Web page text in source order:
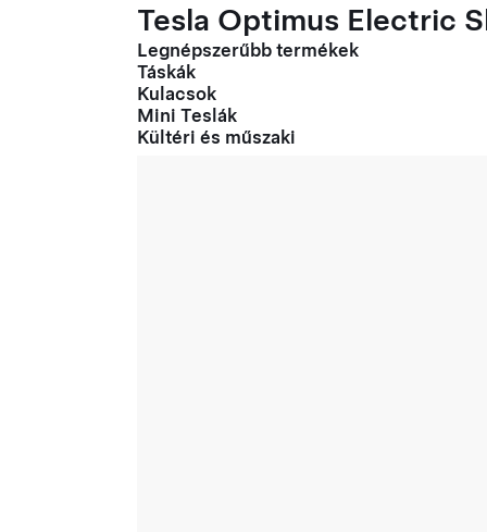
Tesla Optimus Electric
Legnépszerűbb termékek
Táskák
Kulacsok
Mini Teslák
Kültéri és műszaki